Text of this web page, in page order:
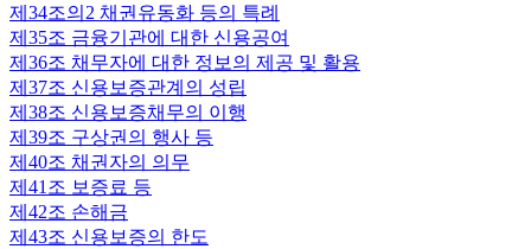
제34조의2 채권유동화 등의 특례
제35조 금융기관에 대한 신용공여
제36조 채무자에 대한 정보의 제공 및 활용
제37조 신용보증관계의 성립
제38조 신용보증채무의 이행
제39조 구상권의 행사 등
제40조 채권자의 의무
제41조 보증료 등
제42조 손해금
제43조 신용보증의 한도